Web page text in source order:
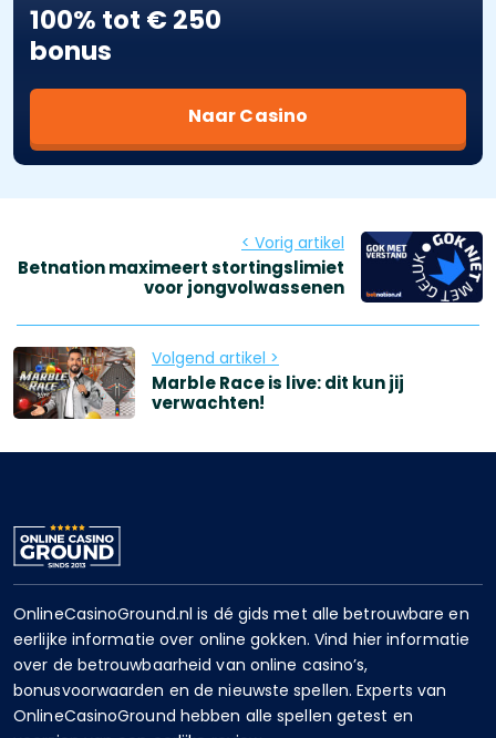
100% tot € 250
bonus
Naar Casino
< Vorig artikel
Betnation maximeert stortingslimiet
voor jongvolwassenen
Volgend artikel >
Marble Race is live: dit kun jij
verwachten!
OnlineCasinoGround.nl is dé gids met alle betrouwbare en
eerlijke informatie over online gokken. Vind hier informatie
over de betrouwbaarheid van online casino’s,
bonusvoorwaarden en de nieuwste spellen. Experts van
OnlineCasinoGround hebben alle spellen getest en